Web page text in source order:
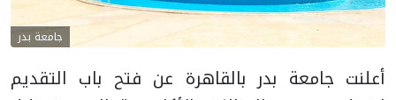
جامعة بدر
أعلنت جامعة بدر بالقاهرة عن فتح باب التقديم